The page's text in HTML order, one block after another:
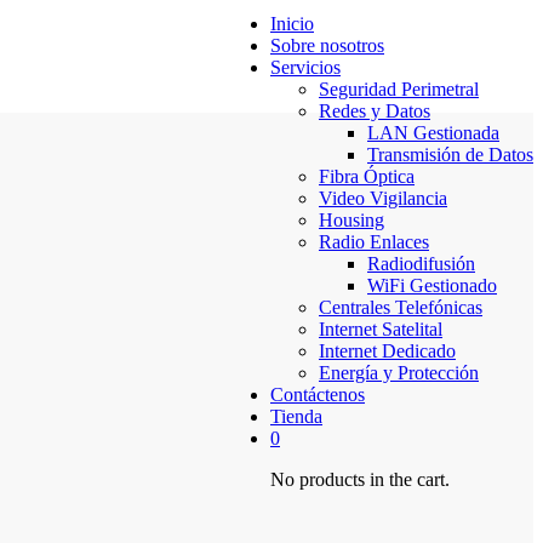
Inicio
Sobre nosotros
Servicios
Seguridad Perimetral
Redes y Datos
LAN Gestionada
Transmisión de Datos
Fibra Óptica
Video Vigilancia
Housing
Radio Enlaces
Radiodifusión
WiFi Gestionado
Centrales Telefónicas
Internet Satelital
Internet Dedicado
Energía y Protección
Contáctenos
Tienda
0
No products in the cart.